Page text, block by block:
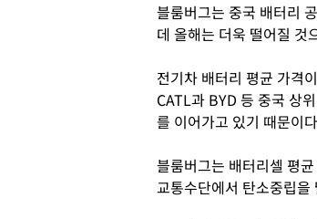
블룸버그는 중국 배터리
데 올해는 더욱 떨어질 것
전기차 배터리 평균 가격
CATL과 BYD 등 중국 상
를 이어가고 있기 때문이
블룸버그는 배터리셀 평
교통수단에서 탄소중립